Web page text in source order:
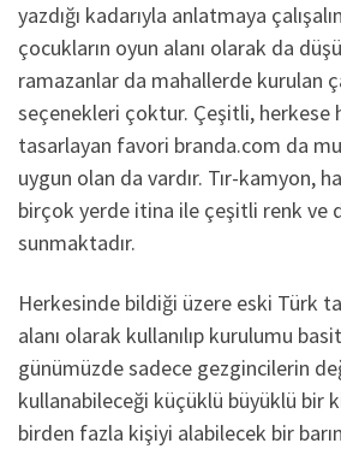
yazdığı kadarıyla anlatmaya
çocukların oyun alanı olarak da
ramazanlar da mahallerde kurulan
seçenekleri çoktur. Çeşitli, herkese
tasarlayan favori branda.com da
uygun olan da vardır. Tır-kamyon,
birçok yerde itina ile çeşitli renk ve
sunmaktadır.
Herkesinde bildiği üzere eski Türk
alanı olarak kullanılıp kurulumu
günümüzde sadece gezgincilerin
kullanabileceği küçüklü büyüklü bir
birden fazla kişiyi alabilecek bir